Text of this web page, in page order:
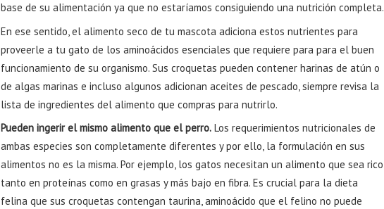
base de su alimentación ya que no estaríamos consiguiendo una nutrición completa.
En ese sentido, el alimento seco de tu mascota adiciona estos nutrientes para
proveerle a tu gato de los aminoácidos esenciales que requiere para para el buen
funcionamiento de su organismo. Sus croquetas pueden contener harinas de atún o
de algas marinas e incluso algunos adicionan aceites de pescado, siempre revisa la
lista de ingredientes del alimento que compras para nutrirlo.
Pueden ingerir el mismo alimento que el perro. Los requerimientos nutricionales de
ambas especies son completamente diferentes y por ello, la formulación en sus
alimentos no es la misma. Por ejemplo, los gatos necesitan un alimento que sea rico
tanto en proteínas como en grasas y más bajo en fibra. Es crucial para la dieta
felina que sus croquetas contengan taurina, aminoácido que el felino no puede